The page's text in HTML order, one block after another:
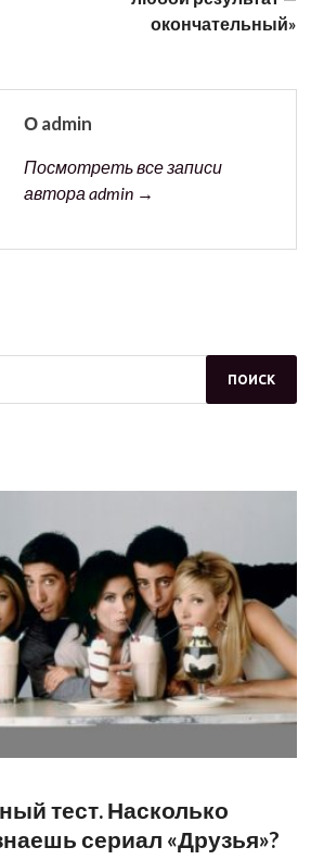
окончательный»
О admin
Посмотреть все записи
автора admin →
тест. Насколько
сериал «Друзья»?